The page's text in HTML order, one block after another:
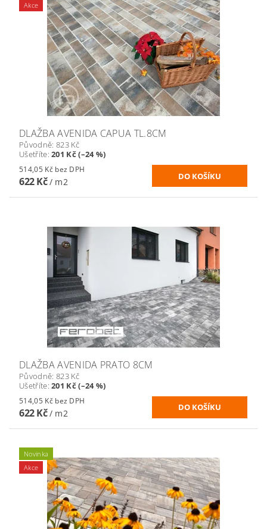
Akce
DLAŽBA AVENIDA CAPUA TL.8CM
Původně: 823 Kč
Ušetříte:201 Kč (–24 %)
514,05 Kč bez DPH
622 Kč/ m2
DLAŽBA AVENIDA PRATO 8CM
Původně: 823 Kč
Ušetříte:201 Kč (–24 %)
514,05 Kč bez DPH
622 Kč/ m2
Novinka
Akce